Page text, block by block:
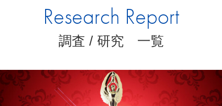
Research Report
調査 / 研究 一覧